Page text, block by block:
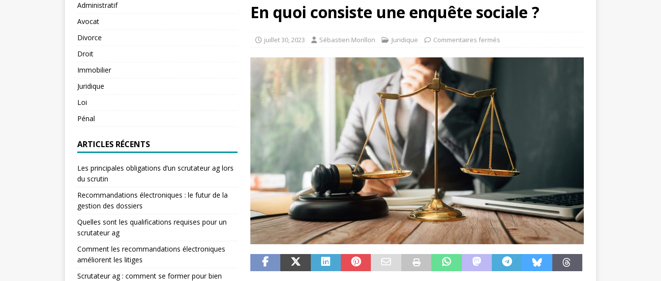
En quoi consiste une enquête sociale ?
juillet 30, 2023 Sébastien Morillon Juridique Commentaires fermés
Administratif
Avocat
Divorce
Droit
Immobilier
Juridique
Loi
Pénal
ARTICLES RÉCENTS
Les principales obligations d’un scrutateur ag lors
du scrutin
Recommandations électroniques : le futur de la
gestion des dossiers
Quelles sont les qualifications requises pour un
scrutateur ag
Comment les recommandations électroniques
améliorent les litiges
Scrutateur ag : comment se former pour bien